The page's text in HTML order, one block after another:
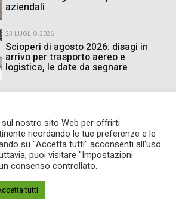
aziendali
23 LUGLIO 2026
Scioperi di agosto 2026: disagi in
arrivo per trasporto aereo e
logistica, le date da segnare
nostro sito Web per offrirti
ricordando le tue preferenze e le
su "Accetta tutti" acconsenti all'uso
puoi visitare "Impostazioni
consenso controllato.
tutti